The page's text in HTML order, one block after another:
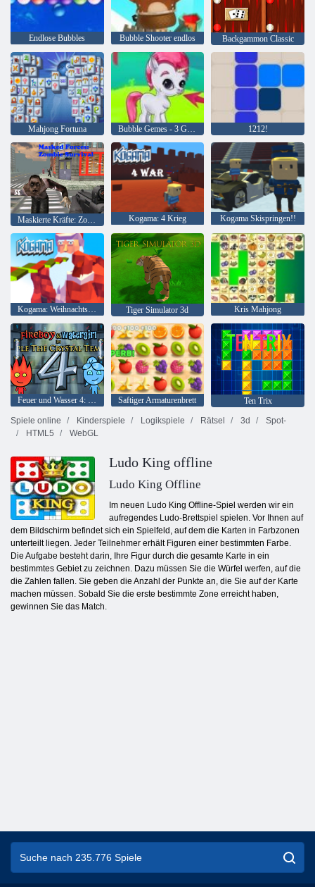
Endlose Bubbles Bubble Shooter endlos Backgammon Classic
Mahjong Fortuna Bubble Gemes - 3 Gewinnt 1212!
Kogama: 4 Krieg Kogama Skispringen!!
Kogama: Weihnachtsparkour Tiger Simulator 3d Kris Mahjong
Feuer und Wasser 4: Kristalltempel Saftiger Armaturenbrett
Ten Trix
Spiele online
Kinderspiele Logikspiele Rätsel 3d
Spot-
HTML5
WebGL
Ludo King offline
Ludo King Offline
Im neuen Ludo King Offline-Spiel werden wir ein
aufregendes Ludo-Brettspiel spielen. Vor Ihnen auf
dem Bildschirm befindet sich ein Spielfeld, auf dem die Karten in Farbzonen
unterteilt liegen. Jeder Teilnehmer erhält Figuren einer bestimmten Farbe.
Die Aufgabe besteht darin, Ihre Figur durch die gesamte Karte in ein
bestimmtes Gebiet zu zeichnen. Dazu müssen Sie die Würfel werfen, auf die
die Zahlen fallen. Sie geben die Anzahl der Punkte an, die Sie auf der Karte
machen müssen. Sobald Sie die erste bestimmte Zone erreicht haben,
gewinnen Sie das Match.